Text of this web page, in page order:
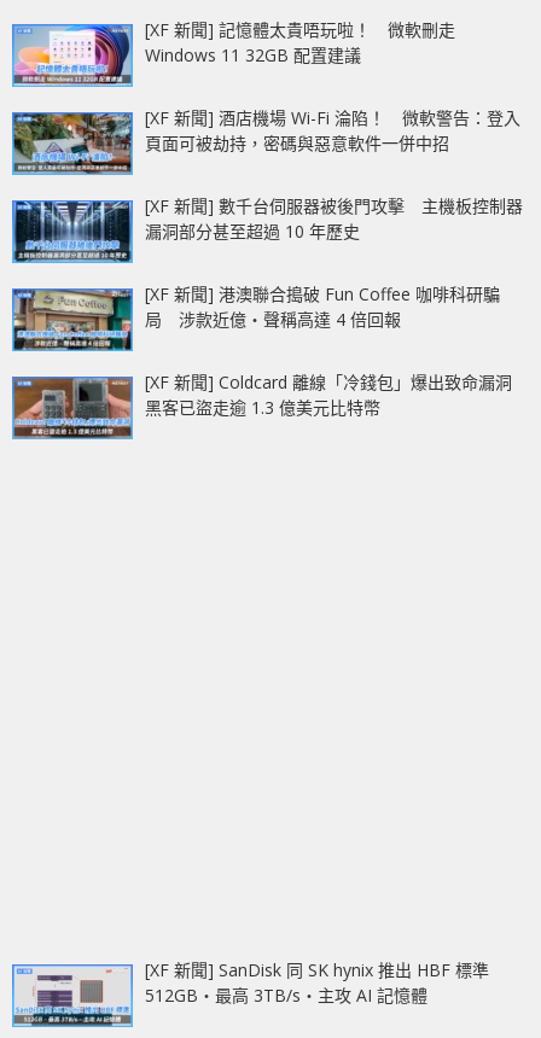
[XF 新聞] 記憶體太貴唔玩啦！ 微軟刪走
Windows 11 32GB 配置建議
[XF 新聞] 酒店機場 Wi-Fi 淪陷！ 微軟警告：登入
頁面可被劫持，密碼與惡意軟件一併中招
[XF 新聞] 數千台伺服器被後門攻擊 主機板控制器
漏洞部分甚至超過 10 年歷史
[XF 新聞] 港澳聯合搗破 Fun Coffee 咖啡科研騙
局 涉款近億‧聲稱高達 4 倍回報
[XF 新聞] Coldcard 離線「冷錢包」爆出致命漏洞
黑客已盜走逾 1.3 億美元比特幣
[XF 新聞] SanDisk 同 SK hynix 推出 HBF 標準
512GB‧最高 3TB/s‧主攻 AI 記憶體